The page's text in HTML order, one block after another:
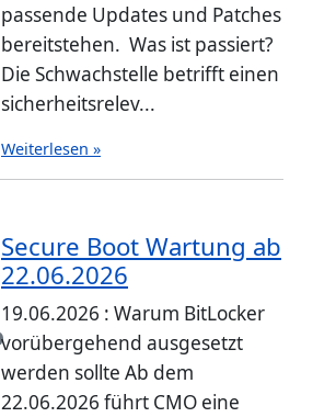
passende Updates und Patches
bereitstehen. Was ist passiert?
Die Schwachstelle betrifft einen
sicherheitsrelev...
Weiterlesen »
Secure Boot Wartung ab
22.06.2026
19.06.2026 : Warum BitLocker
vorübergehend ausgesetzt
werden sollte Ab dem
22.06.2026 führt CMO eine